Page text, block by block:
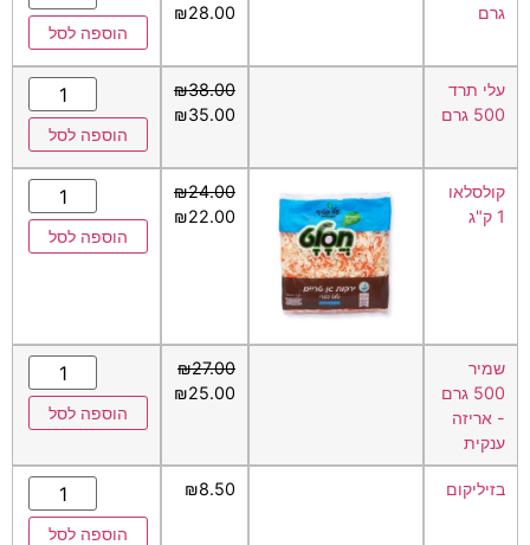
גרם
₪28.00
הוספה לסל
עלי תרד
500 גרם
₪38.00
₪35.00
הוספה לסל
קולסלאו
1 ק"ג
₪24.00
₪22.00
הוספה לסל
שמיר
500 גרם
- אריזה
ענקית
₪27.00
₪25.00
הוספה לסל
בזיליקום ₪8.50
הוספה לסל